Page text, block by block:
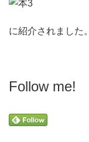
に紹介されました。
Follow me!